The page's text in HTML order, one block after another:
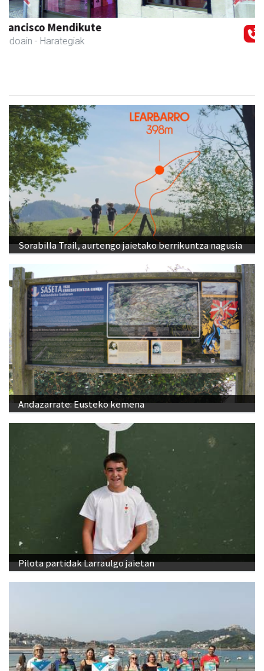
NutriEskola
Andoain - Ikasketak
Previous Next
Sorabilla Trail, aurtengo jaietako berrikuntza nagusia
Andazarrate: Eusteko kemena
Pilota partidak Larraulgo jaietan